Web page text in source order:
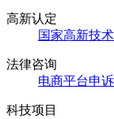
高新认定
国家高新技
法律咨询
电商平台申诉
科技项目